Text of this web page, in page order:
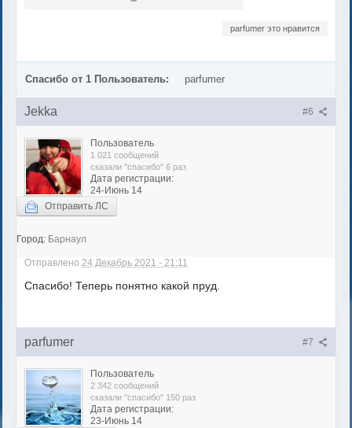
parfumer это нравится
Спасибо от 1 Пользователь: parfumer
#6
Jekka
Пользователь
1 021 сообщений
сказали "спасибо" 6 раз
Дата регистрации:
24-Июнь 14
Отправить ЛС
Город: Барнаул
Отправлено24 Декабрь 2021 - 21:11
Спасибо! Теперь понятно какой пруд.
#7
parfumer
Пользователь
2 342 сообщений
сказали "спасибо" 150 раз
Дата регистрации:
23-Июнь 14